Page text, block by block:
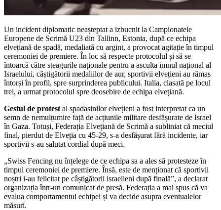
Un incident diplomatic neașteptat a izbucnit la Campionatele
Europene de Scrimă U23 din Tallinn, Estonia, după ce echipa
elvețiană de spadă, medaliată cu argint, a provocat agitație în timpul
ceremoniei de premiere. În loc să respecte protocolul și să se
întoarcă către steagurile naționale pentru a asculta imnul național al
Israelului, câștigătorii medaliilor de aur, sportivii elvețieni au rămas
întorși în profil, spre surprinderea publicului. Italia, clasată pe locul
trei, a urmat protocolul spre deosebire de echipa elvețiană.
Gestul de protest al spadasinilor elvețieni a fost interpretat ca un
semn de nemulțumire față de acțiunile militare desfășurate de Israel
în Gaza. Totuși, Federația Elvețiană de Scrimă a subliniat că meciul
final, pierdut de Elveția cu 45-29, s-a desfășurat fără incidente, iar
sportivii s-au salutat cordial după meci.
„Swiss Fencing nu înțelege de ce echipa sa a ales să protesteze în
timpul ceremoniei de premiere. Însă, este de menționat că sportivii
noștri i-au felicitat pe câștigătorii israelieni după finală”, a declarat
organizația într-un comunicat de presă. Federația a mai spus că va
evalua comportamentul echipei și va decide asupra eventualelor
măsuri.